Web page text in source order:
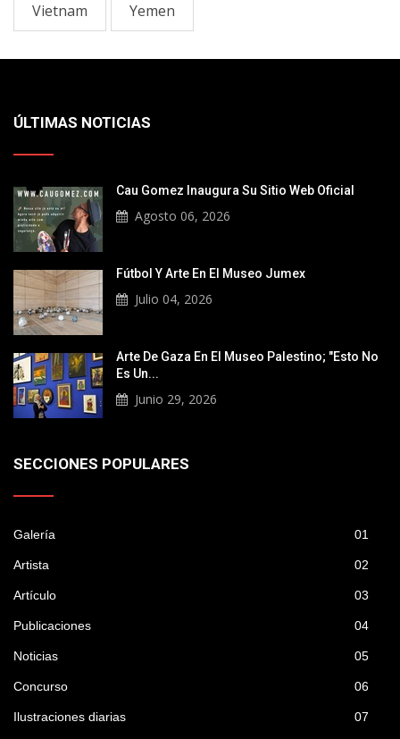
Vietnam Yemen
ÚLTIMAS NOTICIAS
Cau Gomez Inaugura Su Sitio Web Oficial
Agosto 06, 2026
Fútbol Y Arte En El Museo Jumex
Julio 04, 2026
Arte De Gaza En El Museo Palestino; "Esto No
Es Un...
Junio 29, 2026
SECCIONES POPULARES
Galería 01
Artista 02
Artículo 03
Publicaciones 04
Noticias 05
Concurso 06
Ilustraciones diarias 07